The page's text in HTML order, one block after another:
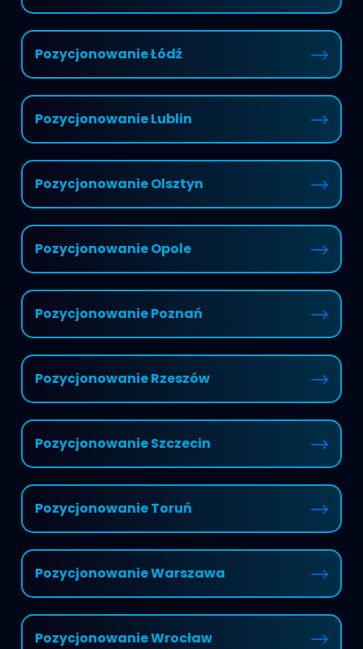
Pozycjonowanie Łódź
Pozycjonowanie Lublin
Pozycjonowanie Olsztyn
Pozycjonowanie Opole
Pozycjonowanie Poznań
Pozycjonowanie Rzeszów
Pozycjonowanie Szczecin
Pozycjonowanie Toruń
Pozycjonowanie Warszawa
Pozycjonowanie Wrocław